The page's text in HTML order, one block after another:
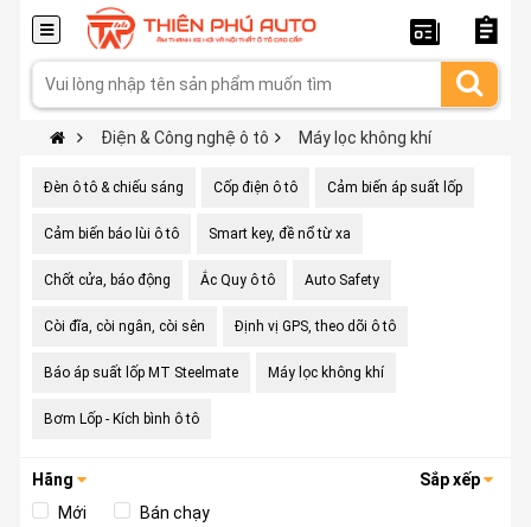
Điện & Công nghệ ô tô Máy lọc không khí
Đèn ô tô & chiếu sáng Cốp điện ô tô Cảm biến áp suất lốp
Cảm biến báo lùi ô tô Smart key, đề nổ từ xa
Chốt cửa, báo động Ắc Quy ô tô Auto Safety
Còi đĩa, còi ngân, còi sên Định vị GPS, theo dõi ô tô
Báo áp suất lốp MT Steelmate Máy lọc không khí
Bơm Lốp - Kích bình ô tô
Hãng
Sắp xếp
Mới
Bán chạy